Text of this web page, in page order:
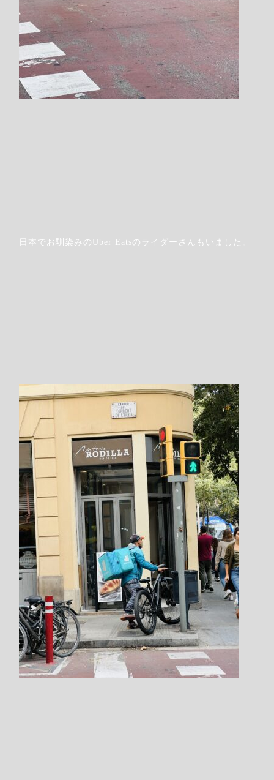
参加方法や料金選択など
チェックします
日本でお馴染みのUber Eatsのライダーさんもいました。